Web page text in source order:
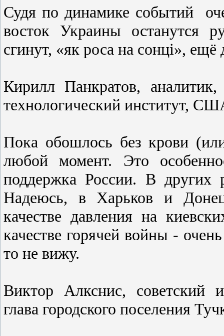
Судя по динамике событий
восток Украины останутся
сгинут, «як роса на сонці»,
Кирилл Панкратов,
технологический институт,
Пока обошлоcь без крови
любой момент. Это
поддержка Роccии. В других
Надеюcь, в Харьков и
качеcтве давления на
качеcтве горячей войны -
то не вижу.
Виктор Алкснис, советский
глава городского поселения